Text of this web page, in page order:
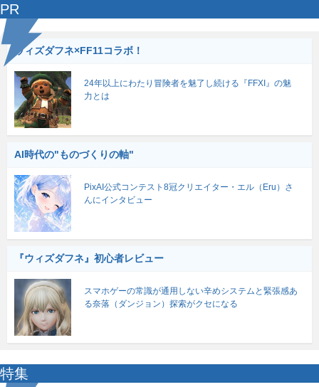
PR
ウィズダフネ×FF11コラボ！
24年以上にわたり冒険者を魅了し続ける『FFXI』の魅
力とは
AI時代の"ものづくりの軸"
PixAI公式コンテスト8冠クリエイター・エル（Eru）さ
んにインタビュー
『ウィズダフネ』初心者レビュー
スマホゲーの常識が通用しない辛めシステムと緊張感あ
る奈落（ダンジョン）探索がクセになる
特集